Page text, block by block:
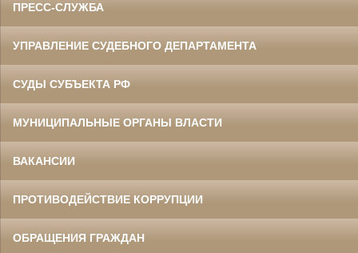
ПРЕСС-СЛУЖБА
УПРАВЛЕНИЕ СУДЕБНОГО ДЕПАРТАМЕНТА
СУДЫ СУБЪЕКТА РФ
МУНИЦИПАЛЬНЫЕ ОРГАНЫ ВЛАСТИ
ВАКАНСИИ
ПРОТИВОДЕЙСТВИЕ КОРРУПЦИИ
ОБРАЩЕНИЯ ГРАЖДАН